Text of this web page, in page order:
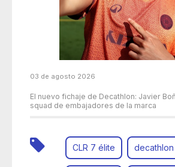
03 de agosto 2026
El nuevo fichaje de Decathlon: Javier
squad de embajadores de la marca
CLR 7 élite decathlon